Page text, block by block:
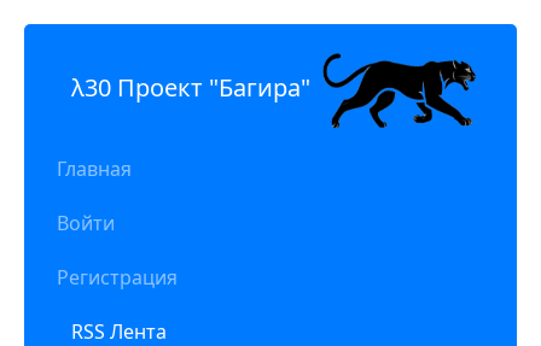
λ30 Проект "Багира"
Главная
Войти
Регистрация
RSS Лента